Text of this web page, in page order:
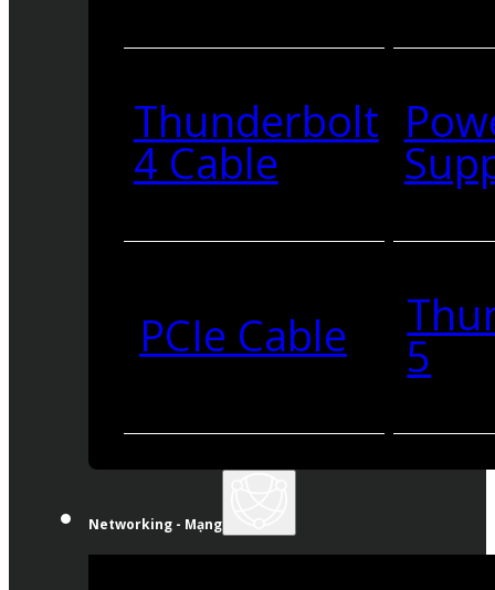
Thunderbolt
4 Cable
PCIe Cable 5
Networking - Mạng